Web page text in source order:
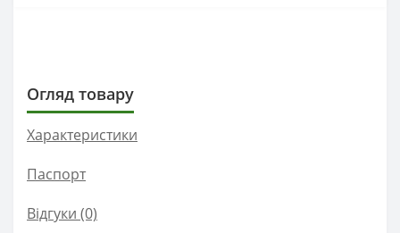
Огляд товару
Характеристики
Паспорт
Відгуки (0)